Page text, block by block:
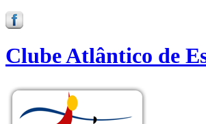
Clube Atlântico de